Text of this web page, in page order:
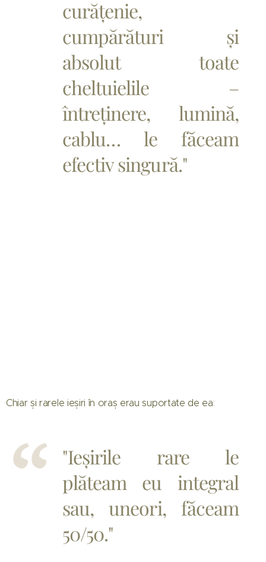
curățenie,
cumpărături și
absolut toate
cheltuielile –
întreținere, lumină,
cablu… le făceam
efectiv singură."
Chiar și rarele ieșiri în oraș erau suportate de ea:
"Ieșirile rare le
plăteam eu integral
sau, uneori, făceam
50/50."